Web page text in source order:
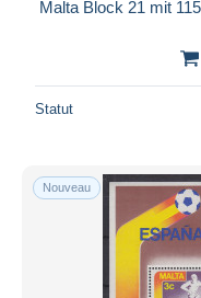
Malta Block 21 mit
Statut
Nouveau